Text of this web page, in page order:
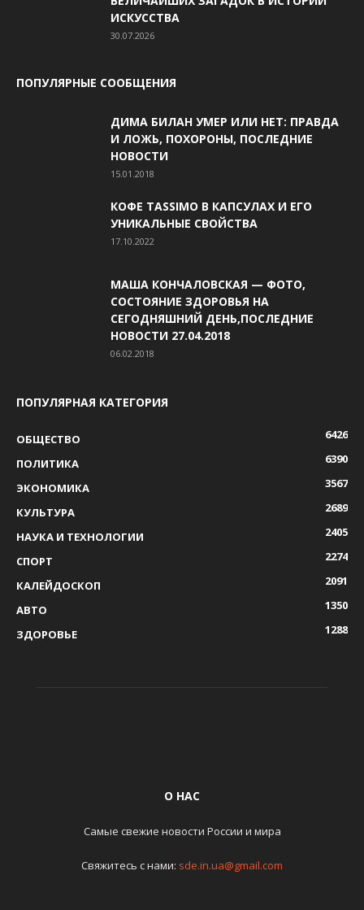
ИСКУССТВА
30.07.2026
ПОПУЛЯРНЫЕ СООБЩЕНИЯ
ДИМА БИЛАН УМЕР ИЛИ НЕТ: ПРАВДА
И ЛОЖЬ, ПОХОРОНЫ, ПОСЛЕДНИЕ
НОВОСТИ
15.01.2018
КОФЕ TASSIMO В КАПСУЛАХ И ЕГО
УНИКАЛЬНЫЕ СВОЙСТВА
17.10.2022
МАША КОНЧАЛОВСКАЯ — ФОТО,
СОСТОЯНИЕ ЗДОРОВЬЯ НА
СЕГОДНЯШНИЙ ДЕНЬ,ПОСЛЕДНИЕ
НОВОСТИ 27.04.2018
06.02.2018
ПОПУЛЯРНАЯ КАТЕГОРИЯ
ОБЩЕСТВО
6426
ПОЛИТИКА
6390
ЭКОНОМИКА
3567
КУЛЬТУРА
2689
НАУКА И ТЕХНОЛОГИИ
2405
СПОРТ
2274
КАЛЕЙДОСКОП
2091
АВТО
1350
ЗДОРОВЬЕ
1288
О НАС
Самые свежие новости России и мира
Свяжитесь с нами: sde.in.ua@gmail.com